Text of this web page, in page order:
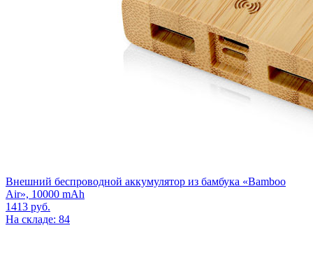
Внешний беспроводной аккумулятор из бамбука «Bamboo
Air», 10000 mAh
1413 руб.
На складе: 84